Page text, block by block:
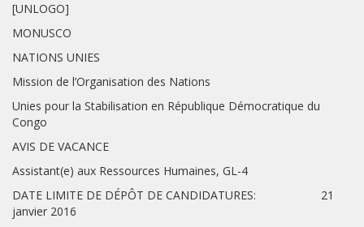
[UNLOGO]
MONUSCO
NATIONS UNIES
Mission de l’Organisation des Nations
Unies pour la Stabilisation en République Démocratique du
Congo
AVIS DE VACANCE
Assistant(e) aux Ressources Humaines, GL-4
DATE LIMITE DE DÉPÔT DE CANDIDATURES: 21
janvier 2016